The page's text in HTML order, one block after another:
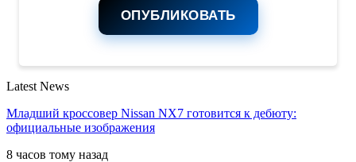
ОПУБЛИКОВАТЬ
Latest News
Младший кроссовер Nissan NX7 готовится к дебюту:
официальные изображения
8 часов тому назад